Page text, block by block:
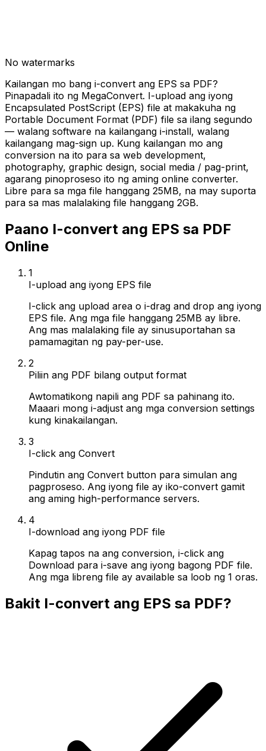
No watermarks
Kailangan mo bang i-convert ang EPS sa PDF?
Pinapadali ito ng MegaConvert. I-upload ang iyong
Encapsulated PostScript (EPS) file at makakuha ng
Portable Document Format (PDF) file sa ilang segundo
— walang software na kailangang i-install, walang
kailangang mag-sign up. Kung kailangan mo ang
conversion na ito para sa web development,
photography, graphic design, social media / pag-print,
agarang pinoproseso ito ng aming online converter.
Libre para sa mga file hanggang 25MB, na may suporta
para sa mas malalaking file hanggang 2GB.
Paano I-convert ang EPS sa PDF
Online
1
I-upload ang iyong EPS file
I-click ang upload area o i-drag and drop ang iyong
EPS file. Ang mga file hanggang 25MB ay libre.
Ang mas malalaking file ay sinusuportahan sa
pamamagitan ng pay-per-use.
2
Piliin ang PDF bilang output format
Awtomatikong napili ang PDF sa pahinang ito.
Maaari mong i-adjust ang mga conversion settings
kung kinakailangan.
3
I-click ang Convert
Pindutin ang Convert button para simulan ang
pagproseso. Ang iyong file ay iko-convert gamit
ang aming high-performance servers.
4
I-download ang iyong PDF file
Kapag tapos na ang conversion, i-click ang
Download para i-save ang iyong bagong PDF file.
Ang mga libreng file ay available sa loob ng 1 oras.
Bakit I-convert ang EPS sa PDF?